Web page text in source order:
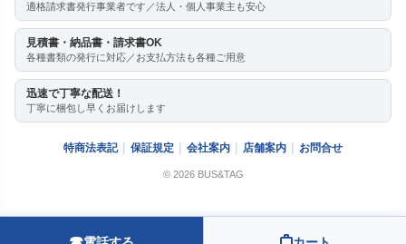
適格請求書発行事業者です／法人・個人事業主も安心
見積書・納品書・請求書OK
各種書類の発行に対応／お支払方法も各種ご用意
迅速で丁寧な配送！
丁寧に梱包し早くお届けします
特商法表記 保証規定 会社案内 店舗案内 お問合せ
© 2026 BUS&TAG